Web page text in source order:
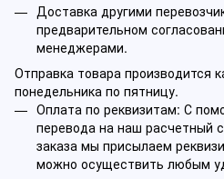
Доставка другими
предварительном
менеджерами.
Отправка товара производится
понедельника по пятницу.
Оплата по реквизитам: С
перевода на наш расчетный
заказа мы присылаем
можно осуществить любым